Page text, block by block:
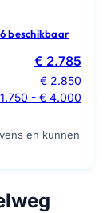
beschikbaar
€ 2.785
€ 2.850
- € 4.000
en kunnen